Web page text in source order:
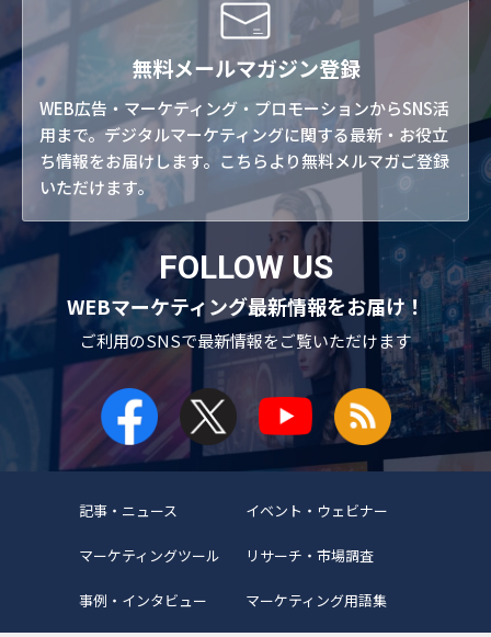
無料メールマガジン登録
WEB広告・マーケティング・プロモーションからSNS活
用まで。デジタルマーケティングに関する最新・お役立
ち情報をお届けします。こちらより無料メルマガご登録
いただけます。
FOLLOW US
WEBマーケティング最新情報をお届け！
ご利用のSNSで最新情報をご覧いただけます
記事・ニュース イベント・ウェビナー
マーケティングツール リサーチ・市場調査
事例・インタビュー マーケティング用語集